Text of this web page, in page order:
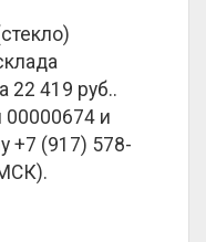
22 419 руб..
00000674 и
+7 (917) 578-